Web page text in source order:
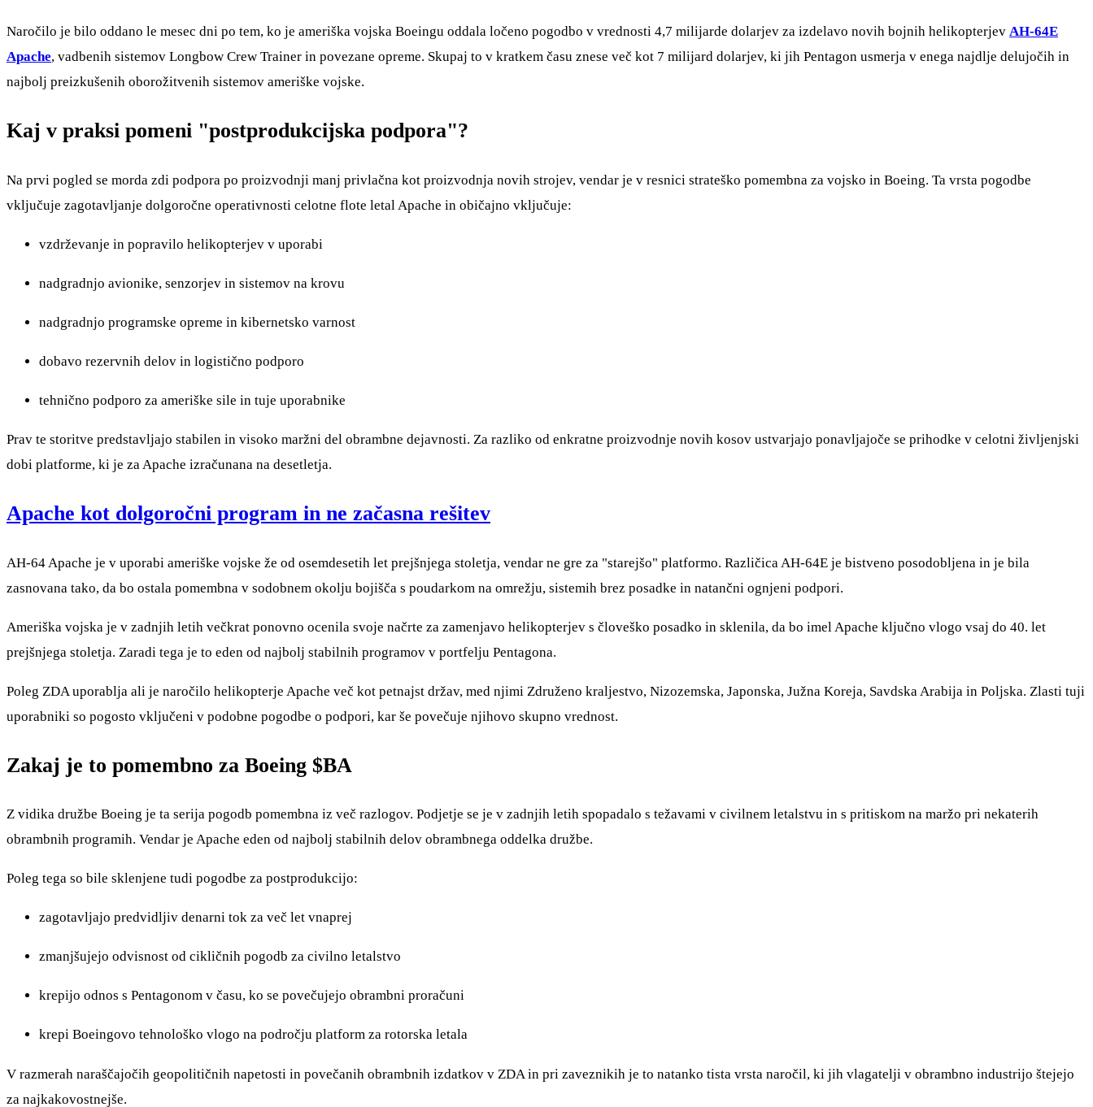
Naročilo je bilo oddano le mesec dni po tem, ko je ameriška vojska Boeingu oddala ločeno pogodbo v vrednosti 4,7 milijarde dolarjev za izdelavo novih bojnih helikopterjev AH-64E
Apache, vadbenih sistemov Longbow Crew Trainer in povezane opreme. Skupaj to v kratkem času znese več kot 7 milijard dolarjev, ki jih Pentagon usmerja v enega najdlje delujočih in
najbolj preizkušenih oborožitvenih sistemov ameriške vojske.
Kaj v praksi pomeni "postprodukcijska podpora"?
Na prvi pogled se morda zdi podpora po proizvodnji manj privlačna kot proizvodnja novih strojev, vendar je v resnici strateško pomembna za vojsko in Boeing. Ta vrsta pogodbe
vključuje zagotavljanje dolgoročne operativnosti celotne flote letal Apache in običajno vključuje:
vzdrževanje in popravilo helikopterjev v uporabi
nadgradnjo avionike, senzorjev in sistemov na krovu
nadgradnjo programske opreme in kibernetsko varnost
dobavo rezervnih delov in logistično podporo
tehnično podporo za ameriške sile in tuje uporabnike
Prav te storitve predstavljajo stabilen in visoko maržni del obrambne dejavnosti. Za razliko od enkratne proizvodnje novih kosov ustvarjajo ponavljajoče se prihodke v celotni življenjski
dobi platforme, ki je za Apache izračunana na desetletja.
Apache kot dolgoročni program in ne začasna rešitev
AH-64 Apache je v uporabi ameriške vojske že od osemdesetih let prejšnjega stoletja, vendar ne gre za "starejšo" platformo. Različica AH-64E je bistveno posodobljena in je bila
zasnovana tako, da bo ostala pomembna v sodobnem okolju bojišča s poudarkom na omrežju, sistemih brez posadke in natančni ognjeni podpori.
Ameriška vojska je v zadnjih letih večkrat ponovno ocenila svoje načrte za zamenjavo helikopterjev s človeško posadko in sklenila, da bo imel Apache ključno vlogo vsaj do 40. let
prejšnjega stoletja. Zaradi tega je to eden od najbolj stabilnih programov v portfelju Pentagona.
Poleg ZDA uporablja ali je naročilo helikopterje Apache več kot petnajst držav, med njimi Združeno kraljestvo, Nizozemska, Japonska, Južna Koreja, Savdska Arabija in Poljska. Zlasti tuji
uporabniki so pogosto vključeni v podobne pogodbe o podpori, kar še povečuje njihovo skupno vrednost.
Zakaj je to pomembno za Boeing $BA
Z vidika družbe Boeing je ta serija pogodb pomembna iz več razlogov. Podjetje se je v zadnjih letih spopadalo s težavami v civilnem letalstvu in s pritiskom na maržo pri nekaterih
obrambnih programih. Vendar je Apache eden od najbolj stabilnih delov obrambnega oddelka družbe.
Poleg tega so bile sklenjene tudi pogodbe za postprodukcijo:
zagotavljajo predvidljiv denarni tok za več let vnaprej
zmanjšujejo odvisnost od cikličnih pogodb za civilno letalstvo
krepijo odnos s Pentagonom v času, ko se povečujejo obrambni proračuni
krepi Boeingovo tehnološko vlogo na področju platform za rotorska letala
V razmerah naraščajočih geopolitičnih napetosti in povečanih obrambnih izdatkov v ZDA in pri zaveznikih je to natanko tista vrsta naročil, ki jih vlagatelji v obrambno industrijo štejejo
za najkakovostnejše.